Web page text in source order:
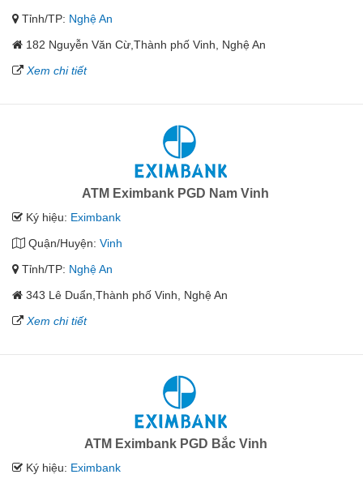
Tỉnh/TP: Nghệ An
182 Nguyễn Văn Cừ,Thành phố Vinh, Nghệ An
Xem chi tiết
ATM Eximbank PGD Nam Vinh
Ký hiệu: Eximbank
Quận/Huyện: Vinh
Tỉnh/TP: Nghệ An
343 Lê Duẩn,Thành phố Vinh, Nghệ An
Xem chi tiết
ATM Eximbank PGD Bắc Vinh
Ký hiệu: Eximbank